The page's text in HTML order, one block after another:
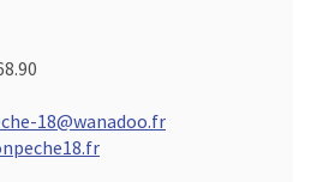
18@wanadoo.fr